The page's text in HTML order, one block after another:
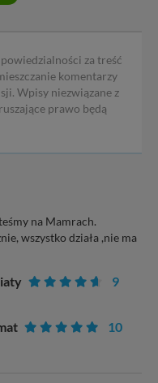
za treść
komentarzy
Wpisy niezwiązane z
prawo będą
na Mamrach.
wszystko działa ,nie ma
9
10